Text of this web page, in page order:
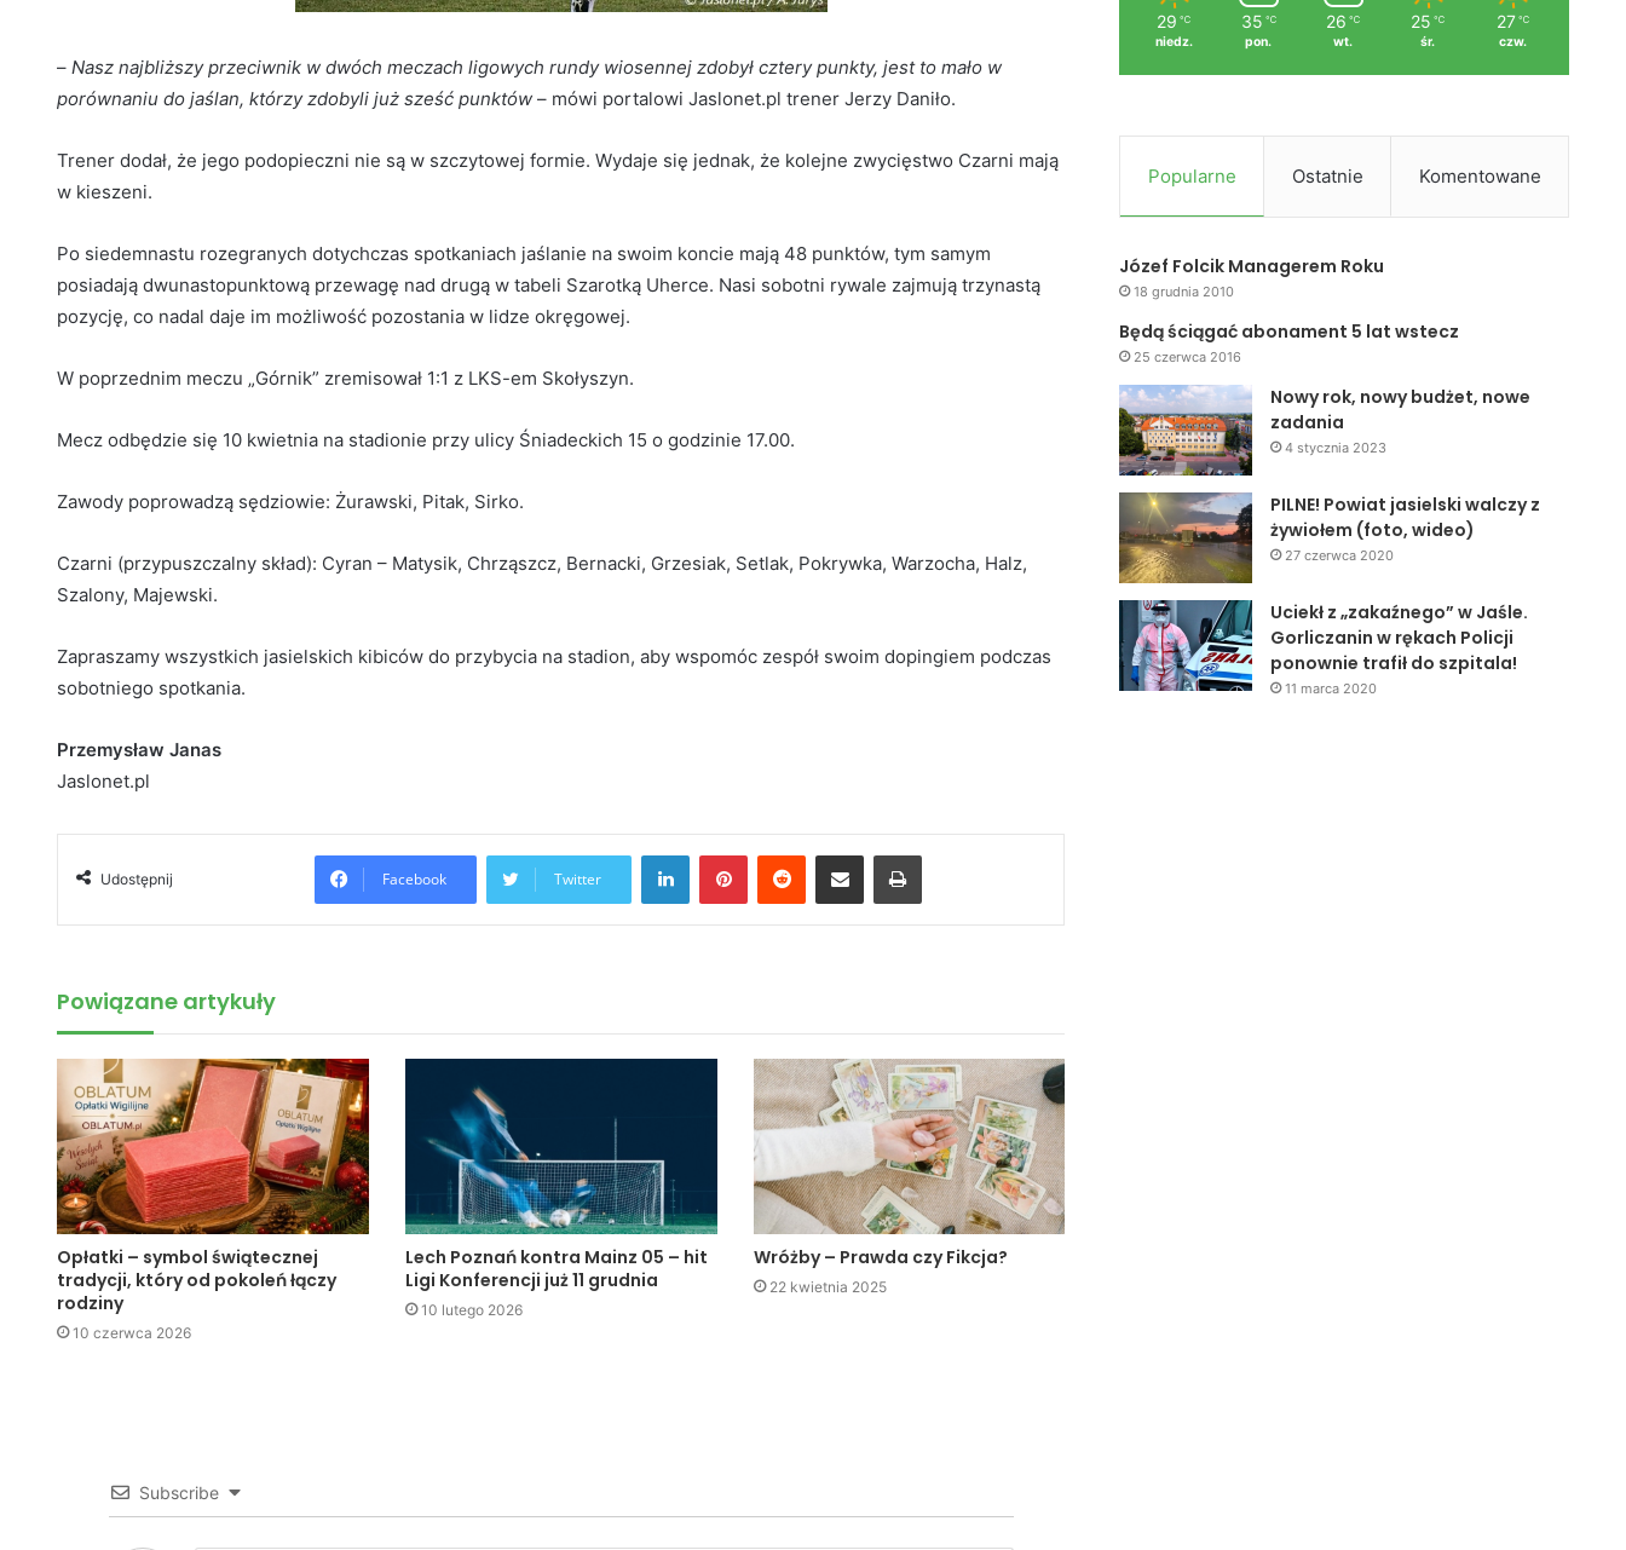
– Nasz najbliższy przeciwnik w dwóch meczach ligowych rundy wiosennej zdobył cztery punkty, jest to mało w
porównaniu do jaślan, którzy zdobyli już sześć punktów – mówi portalowi Jaslonet.pl trener Jerzy Daniło.
Trener dodał, że jego podopieczni nie są w szczytowej formie. Wydaje się jednak, że kolejne zwycięstwo Czarni mają
w kieszeni.
Po siedemnastu rozegranych dotychczas spotkaniach jaślanie na swoim koncie mają 48 punktów, tym samym
posiadają dwunastopunktową przewagę nad drugą w tabeli Szarotką Uherce. Nasi sobotni rywale zajmują trzynastą
pozycję, co nadal daje im możliwość pozostania w lidze okręgowej.
W poprzednim meczu „Górnik” zremisował 1:1 z LKS-em Skołyszyn.
Mecz odbędzie się 10 kwietnia na stadionie przy ulicy Śniadeckich 15 o godzinie 17.00.
Zawody poprowadzą sędziowie: Żurawski, Pitak, Sirko.
Czarni (przypuszczalny skład): Cyran – Matysik, Chrząszcz, Bernacki, Grzesiak, Setlak, Pokrywka, Warzocha, Halz,
Szalony, Majewski.
Zapraszamy wszystkich jasielskich kibiców do przybycia na stadion, aby wspomóc zespół swoim dopingiem podczas
sobotniego spotkania.
Przemysław Janas
Jaslonet.pl
Udostępnij Facebook Twitter
LinkedIn
Powiązane artykuły
Opłatki – symbol świątecznej
tradycji, który od pokoleń łączy
rodziny
10 czerwca 2026
Lech Poznań kontra Mainz 05 – hit
Ligi Konferencji już 11 grudnia
10 lutego 2026
Wróżby – Prawda czy Fikcja?
22 kwietnia 2025
Subscribe
29 ℃
niedz.
35 ℃
pon.
26 ℃
wt.
25 ℃
śr.
27 ℃
czw.
Popularne Ostatnie Komentowane
Józef Folcik Managerem Roku
18 grudnia 2010
Będą ściągać abonament 5 lat wstecz
25 czerwca 2016
Nowy rok, nowy budżet, nowe
zadania
4 stycznia 2023
PILNE! Powiat jasielski walczy z
żywiołem (foto, wideo)
27 czerwca 2020
Uciekł z „zakaźnego” w Jaśle.
Gorliczanin w rękach Policji
ponownie trafił do szpitala!
11 marca 2020